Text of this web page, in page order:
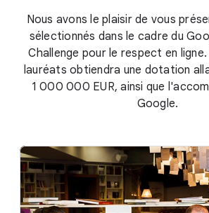
Nous avons le plaisir de vous
sélectionnés dans le cadre du
Challenge pour le respect en
lauréats obtiendra une dotation
1 000 000 EUR, ainsi que
Google.